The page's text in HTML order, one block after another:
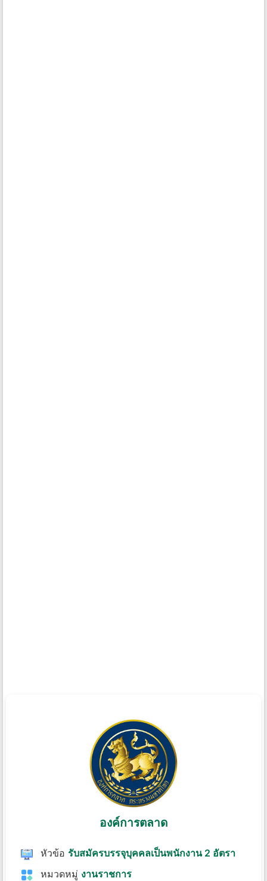
องค์การตลาด
หัวข้อ รับสมัครบรรจุบุคคลเป็นพนักงาน 2 อัตรา
หมวดหมู่ งานราชการ